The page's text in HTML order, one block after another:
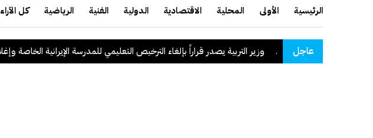
الرئيسية الأولى المحلية الاقتصادية الدولية الفنية الرياضية كل الآراء
عاجل وزير التربية يصدر قراراً بإلغاء الترخيص التعليمي للمدرسة الإيرانية الخاصة وإغلاقها .